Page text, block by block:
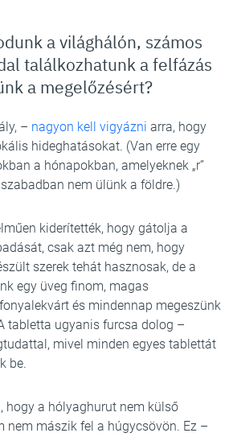
a világhálón, számos
találkozhatunk a felfázás
a megelőzésért?
– nagyon kell vigyázni arra, hogy
hideghatásokat. (Van erre egy
a hónapokban, amelyeknek „r”
nem ülünk a földre.)
kiderítették, hogy gátolja a
csak azt még nem, hogy
szerek tehát hasznosak, de a
egy üveg finom, magas
és mindennap megeszünk
tabletta ugyanis furcsa dolog –
mivel minden egyes tablettát
be.
hogy a hólyaghurut nem külső
nem mászik fel a húgycsövön. Ez –